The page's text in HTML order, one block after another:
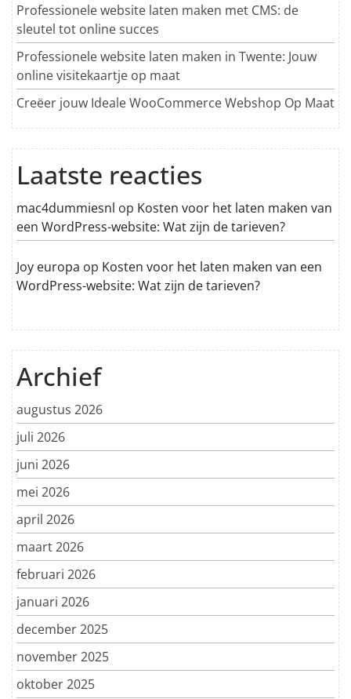
Professionele website laten maken met CMS: de
sleutel tot online succes
Professionele website laten maken in Twente: Jouw
online visitekaartje op maat
Creëer jouw Ideale WooCommerce Webshop Op Maat
Laatste reacties
mac4dummiesnl op Kosten voor het laten maken van
een WordPress-website: Wat zijn de tarieven?
Joy europa op Kosten voor het laten maken van een
WordPress-website: Wat zijn de tarieven?
Archief
augustus 2026
juli 2026
juni 2026
mei 2026
april 2026
maart 2026
februari 2026
januari 2026
december 2025
november 2025
oktober 2025